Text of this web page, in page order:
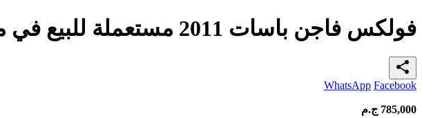
فولكس فاجن باسات 2011 مستعملة للبيع في مصر
share
WhatsApp Facebook
785,000 ج.م